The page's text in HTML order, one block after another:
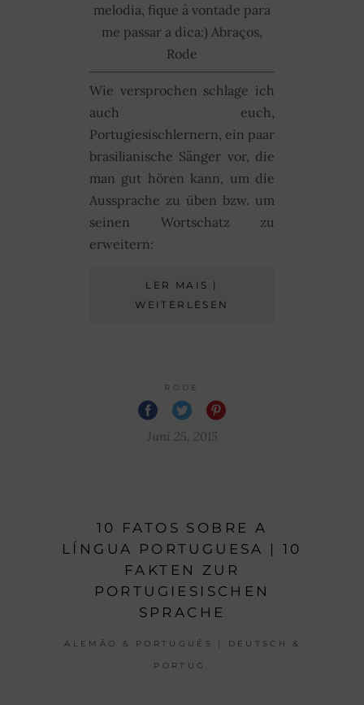
melodia, fique à vontade para
me passar a dica:) Abraços,
Rode
Wie versprochen schlage ich
auch euch,
Portugiesischlernern, ein paar
brasilianische Sänger vor, die
man gut hören kann, um die
Aussprache zu üben bzw. um
seinen Wortschatz zu
erweitern:
LER MAIS |
WEITERLESEN
RODE
Juni 25, 2015
10 FATOS SOBRE A
LÍNGUA PORTUGUESA | 10
FAKTEN ZUR
PORTUGIESISCHEN
SPRACHE
ALEMÃO & PORTUGUÊS | DEUTSCH &
PORTUG.